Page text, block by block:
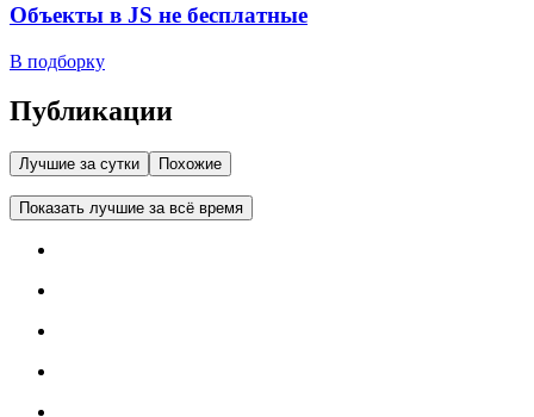
Объекты в JS не бесплатные
В подборку
Публикации
Лучшие за сутки Похожие
Показать лучшие за всё время